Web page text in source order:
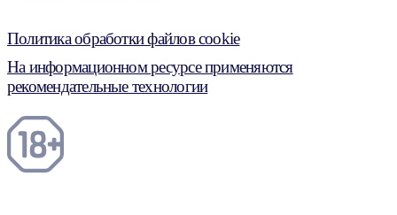
Политика обработки файлов cookie
На информационном ресурсе применяются
рекомендательные технологии